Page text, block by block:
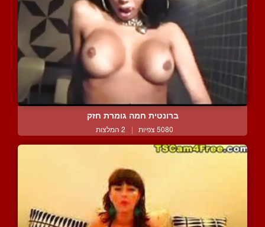
ברונטית חמה גומרת חזק
5080 צפיות | 2 המלצות